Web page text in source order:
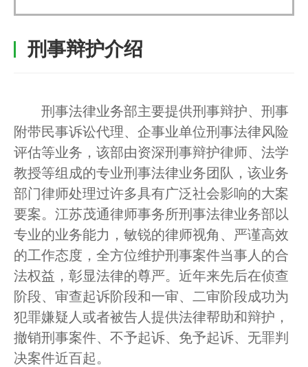
业务研究
茂通动态
忙
法治体检
联系我们
刑事辩护介绍
刑事法律业务部主要提供刑事辩护、刑事
附带民事诉讼代理、企事业单位刑事法律风险
评估等业务，该部由资深刑事辩护律师、法学
教授等组成的专业刑事法律业务团队，该业务
部门律师处理过许多具有广泛社会影响的大案
要案。江苏茂通律师事务所刑事法律业务部以
专业的业务能力，敏锐的律师视角、严谨高效
的工作态度，全方位维护刑事案件当事人的合
法权益，彰显法律的尊严。近年来先后在侦查
阶段、审查起诉阶段和一审、二审阶段成功为
犯罪嫌疑人或者被告人提供法律帮助和辩护，
撤销刑事案件、不予起诉、免予起诉、无罪判
决案件近百起。